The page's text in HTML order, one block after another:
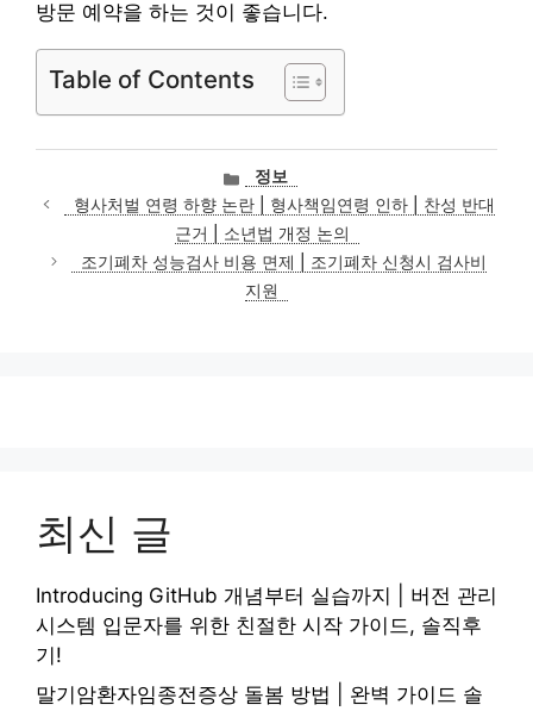
방문 예약을 하는 것이 좋습니다.
Table of Contents
카
테
고
리
정보
형사처벌 연령 하향 논란 | 형사책임연령 인하 | 찬성 반대
근거 | 소년법 개정 논의
조기폐차 성능검사 비용 면제 | 조기폐차 신청시 검사비
지원
최신 글
Introducing GitHub 개념부터 실습까지 | 버전 관리
시스템 입문자를 위한 친절한 시작 가이드, 솔직후
기!
말기암환자임종전증상 돌봄 방법 | 완벽 가이드 솔